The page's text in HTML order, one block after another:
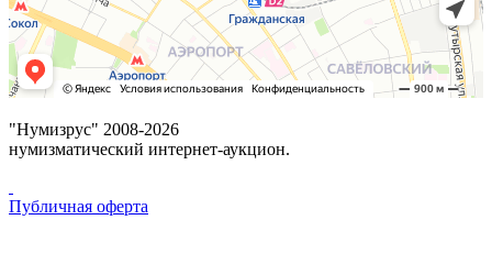
"Нумизрус" 2008-2026
нумизматический интернет-аукцион.
Публичная оферта